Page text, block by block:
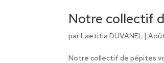
Notre collectif
parLaetitia DUVANEL |
Notre collectif de pépites